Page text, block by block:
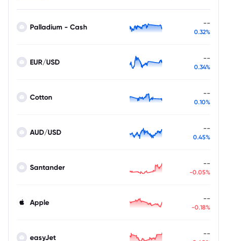
Palladium - Cash --
0.32%
EUR/USD --
0.34%
Cotton --
0.10%
AUD/USD --
0.45%
Santander --
-0.05%
Apple --
-0.18%
easyJet --